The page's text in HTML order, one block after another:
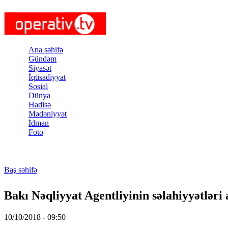
Ana səhifə
Gündəm
Siyasət
İqtisadiyyat
Sosial
Dünya
Hadisə
Mədəniyyət
İdman
Foto
Baş səhifə
Bakı Nəqliyyat Agentliyinin səlahiyyətləri
10/10/2018 - 09:50